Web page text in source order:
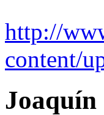
http://
content/